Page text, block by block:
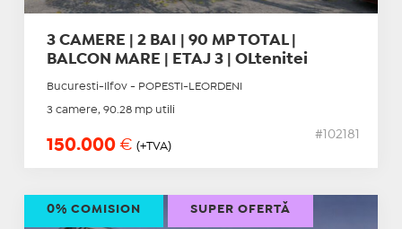
3 CAMERE | 2 BAI | 90 MP TOTAL |
BALCON MARE | ETAJ 3 | OLtenitei
Bucuresti-Ilfov - POPESTI-LEORDENI
3 camere, 90.28 mp utili
150.000 € (+TVA)
#102181
0% COMISION SUPER OFERTĂ